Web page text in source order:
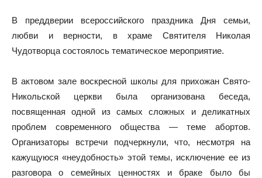
В преддверии всероссийского праздника Дня семьи,
любви и верности, в храме Святителя Николая
Чудотворца состоялось тематическое мероприятие.
В актовом зале воскресной школы для прихожан Свято-
Никольской церкви была организована беседа,
посвященная одной из самых сложных и деликатных
проблем современного общества — теме абортов.
Организаторы встречи подчеркнули, что, несмотря на
кажущуюся «неудобность» этой темы, исключение ее из
разговора о семейных ценностях и браке было бы